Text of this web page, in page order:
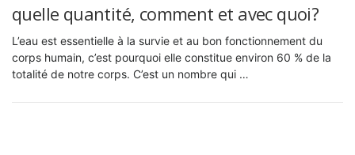
quelle quantité, comment et avec quoi?
L’eau est essentielle à la survie et au bon fonctionnement du
corps humain, c’est pourquoi elle constitue environ 60 % de la
totalité de notre corps. C’est un nombre qui …